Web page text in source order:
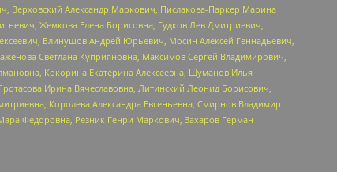
Верховский Александр Маркович, Пислакова-Паркер Марина
Жемкова Елена Борисовна, Гудков Лев Дмитриевич,
Блинушов Андрей Юрьевич, Мосин Алексей Геннадьевич,
Светлана Куприяновна, Максимов Сергей Владимирович,
Кокорина Екатерина Алексеевна, Шуманов Илья
Ирина Вячеславовна, Литинский Леонид Борисович,
Королева Александра Евгеньевна, Смирнов Владимир
Федоровна, Резник Генри Маркович, Захаров Герман